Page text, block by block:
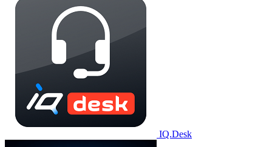
IQ.Desk